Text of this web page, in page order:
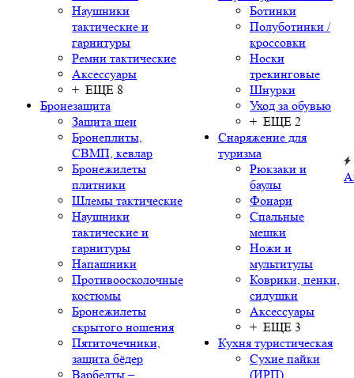
Наушники
тактические и
гарнитуры
Ремни тактические
Аксессуары
+ ЕЩЕ 8
Бронезащита
Защита шеи
Бронеплиты,
СВМП, кевлар
Бронежилеты
плитники
Шлемы тактические
Наушники
тактические и
гарнитуры
Напашники
Противоосколочные
костюмы
Бронежилеты
скрытого ношения
Пятиточечники,
защита бёдер
Варбелты –
Ботинки
Полуботинки /
кроссовки
Носки
трекинговые
Шнурки
Уход за обувью
+ ЕЩЕ 2
Снаряжение для
туризма
Рюкзаки и
баулы
Фонари
Спальные
мешки
Ножи и
мультитулы
Коврики, пенки,
сидушки
Аксессуары
+ ЕЩЕ 3
Кухня туристическая
Сухие пайки
(ИРП)